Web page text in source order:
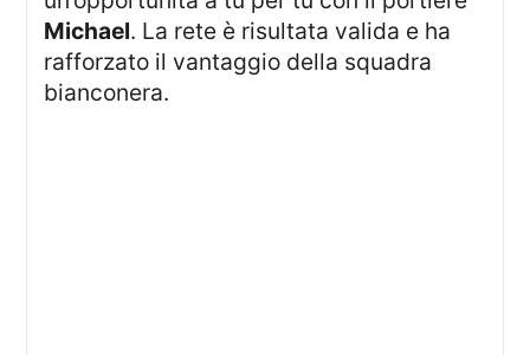
Michael. La rete è risultata valida e ha
rafforzato il vantaggio della squadra
bianconera.